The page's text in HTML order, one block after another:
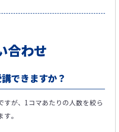
合わせ
できますか？​
すが、1コマあたりの人数を絞ら
。